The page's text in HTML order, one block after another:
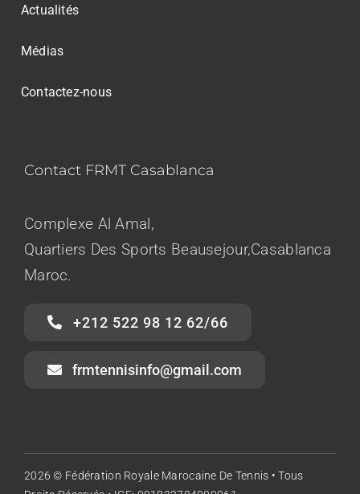
Actualités
Médias
Contactez-nous
Contact FRMT Casablanca
Complexe Al Amal,
Quartiers Des Sports Beausejour,Casablanca
Maroc.
+212 522 98 12 62/66
frmtennisinfo@gmail.com
2026 © Fédération Royale Marocaine De Tennis • Tous